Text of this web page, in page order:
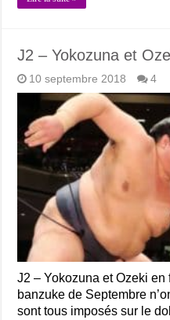
J2 – Yokozuna et
10 septembre 2018 4
J2 – Yokozuna et Ozeki en
banzuke de Septembre
sont tous imposés sur le